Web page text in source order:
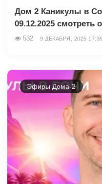
Дом 2 Каникулы в
09.12.2025 смотреть
532 9 ДЕКАБРЯ, 2025 17:35
Эфиры Дома-2